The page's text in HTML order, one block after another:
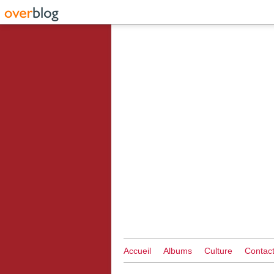
Accueil Albums Culture Contact